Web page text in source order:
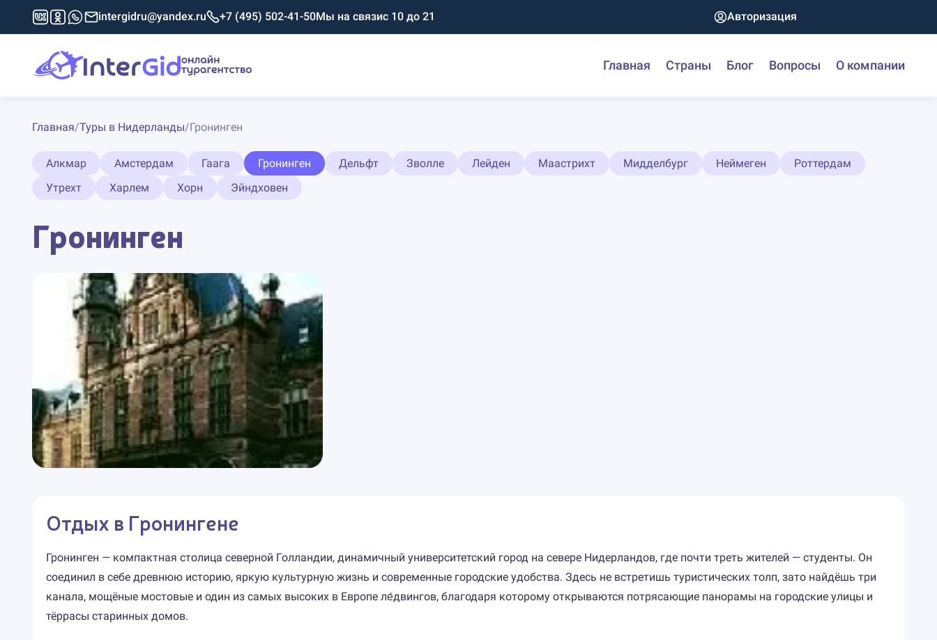
intergidru@yandex.ru +7 (495) 502-41-50Мы на связис 10 до 21 Авторизация
Главная Страны Блог Вопросы О компании
Главная/Туры в Нидерланды/Гронинген
Алкмар Амстердам Гаага Гронинген Дельфт Зволле Лейден Маастрихт Мидделбург Неймеген
Роттердам
Утрехт
Харлем Хорн Эйндховен
Гронинген
Отдых в Гронингене
Гронинген — компактная столица северной Голландии, динамичный университетский город на севере Нидерландов, где почти треть жителей — студенты. Он
соединил в себе древнюю историю, яркую культурную жизнь и современные городские удобства. Здесь не встретишь туристических толп, зато найдёшь три
канала, мощёные мостовые и один из самых высоких в Европе ле́двингов, благодаря которому открываются потрясающие панорамы на городские улицы и
тёррасы старинных домов.